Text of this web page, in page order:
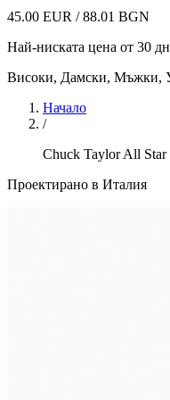
45.00 EUR / 88.01 BGN
Най-ниската цена от 30
Високи, Дамски, Мъжки,
Начало
/
Chuck Taylor All Star
Проектирано в Италия